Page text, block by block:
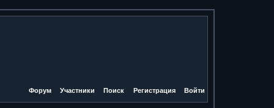
Форум Участники Поиск Регистрация Войти